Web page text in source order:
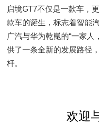
启境GT7不仅是一款车，
款车的诞生，标志着智能
广汽与华为乾崑的“一家人
供了一条全新的发展路径
杆。
欢迎